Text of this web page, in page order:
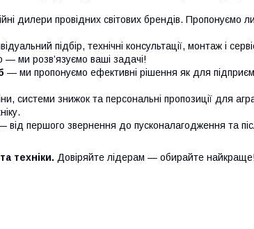
дилери провідних світових брендів. Пропонуємо
підбір, технічні консультації, монтаж і
ми розв’язуємо ваші задачі!
— ми пропонуємо ефективні рішення як для
системи знижок та персональні пропозиції для
від першого звернення до пусконалагодження та
техніки. Довіряйте лідерам — обирайте найкраще!